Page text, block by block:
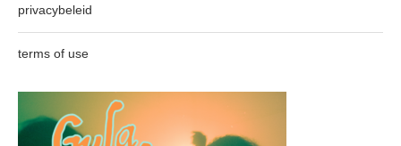
privacybeleid
terms of use